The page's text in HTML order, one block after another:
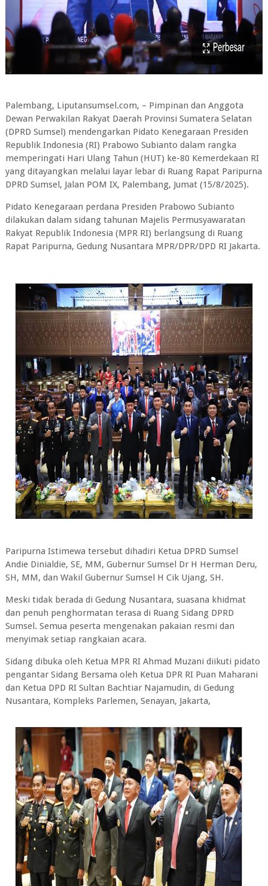
Palembang, Liputansumsel.com, – Pimpinan dan Anggota
Dewan Perwakilan Rakyat Daerah Provinsi Sumatera Selatan
(DPRD Sumsel) mendengarkan Pidato Kenegaraan Presiden
Republik Indonesia (RI) Prabowo Subianto dalam rangka
memperingati Hari Ulang Tahun (HUT) ke-80 Kemerdekaan RI
yang ditayangkan melalui layar lebar di Ruang Rapat Paripurna
DPRD Sumsel, Jalan POM IX, Palembang, Jumat (15/8/2025).
Pidato Kenegaraan perdana Presiden Prabowo Subianto
dilakukan dalam sidang tahunan Majelis Permusyawaratan
Rakyat Republik Indonesia (MPR RI) berlangsung di Ruang
Rapat Paripurna, Gedung Nusantara MPR/DPR/DPD RI Jakarta.
Paripurna Istimewa tersebut dihadiri Ketua DPRD Sumsel
Andie Dinialdie, SE, MM, Gubernur Sumsel Dr H Herman Deru,
SH, MM, dan Wakil Gubernur Sumsel H Cik Ujang, SH.
Meski tidak berada di Gedung Nusantara, suasana khidmat
dan penuh penghormatan terasa di Ruang Sidang DPRD
Sumsel. Semua peserta mengenakan pakaian resmi dan
menyimak setiap rangkaian acara.
Sidang dibuka oleh Ketua MPR RI Ahmad Muzani diikuti pidato
pengantar Sidang Bersama oleh Ketua DPR RI Puan Maharani
dan Ketua DPD RI Sultan Bachtiar Najamudin, di Gedung
Nusantara, Kompleks Parlemen, Senayan, Jakarta,